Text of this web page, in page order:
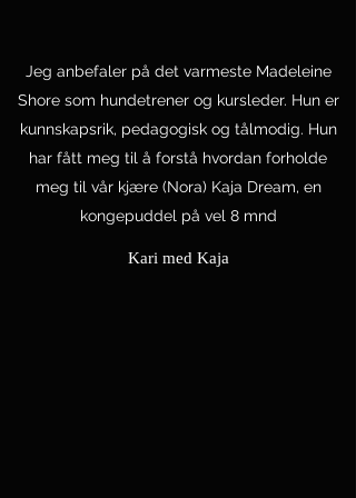
Jeg anbefaler på det varmeste Madeleine
Shore som hundetrener og kursleder. Hun er
kunnskapsrik, pedagogisk og tålmodig. Hun
har fått meg til å forstå hvordan forholde
meg til vår kjære (Nora) Kaja Dream, en
kongepuddel på vel 8 mnd
Kari med Kaja